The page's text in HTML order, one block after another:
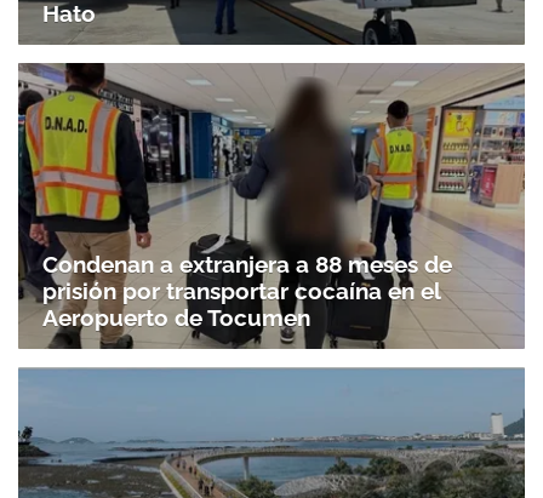
Hato
Condenan a extranjera a 88 meses de
prisión por transportar cocaína en el
Aeropuerto de Tocumen